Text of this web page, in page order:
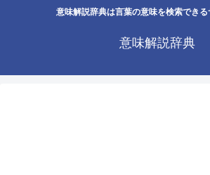
意味解説辞典は言葉の意味を検索できる
意味解説辞典